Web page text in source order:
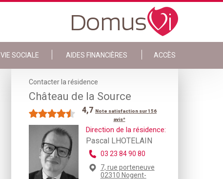
VIE SOCIALE AIDES FINANCIÈRES ACCÈS
Contacter la résidence
Château de la Source
4,7 Note satisfaction sur 156
avis*
Direction de la résidence:
Pascal LHOTELAIN
03 23 84 90 80
7, rue porteneuve
02310 Nogent-